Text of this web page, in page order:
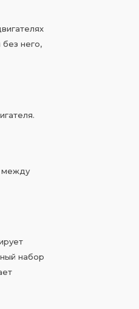
него,
между
набор